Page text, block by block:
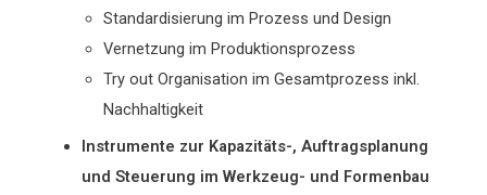
Standardisierung im Prozess und Design
Vernetzung im Produktionsprozess
Try out Organisation im Gesamtprozess inkl.
Nachhaltigkeit
Instrumente zur Kapazitäts-, Auftragsplanung
und Steuerung im Werkzeug- und Formenbau